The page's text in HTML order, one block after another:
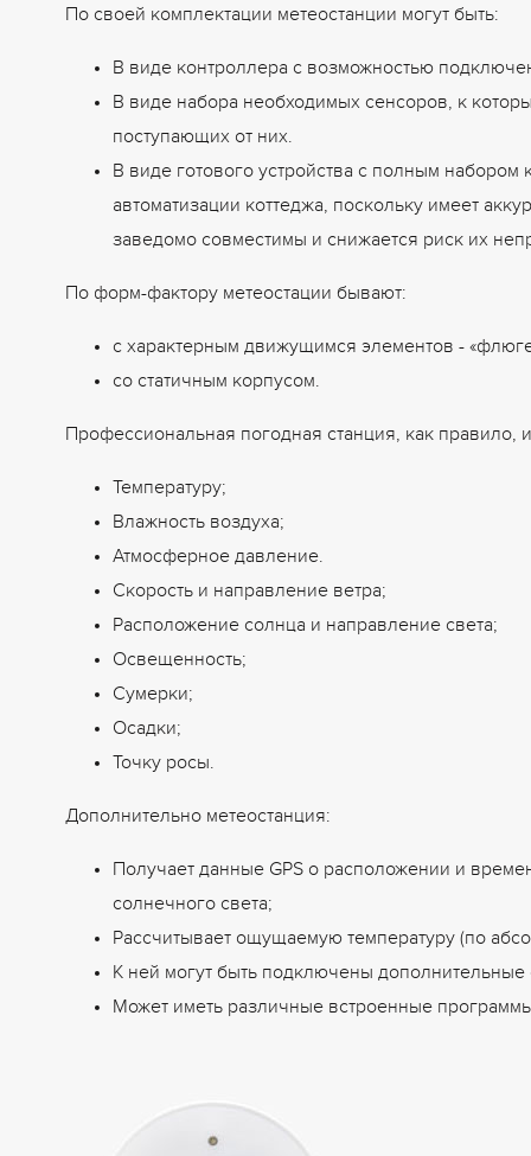
По своей комплектации метеостанции могут быть:
В виде контроллера с возможностью
В виде набора необходимых сенсоров, к
поступающих от них.
В виде готового устройства с полным
автоматизации коттеджа, поскольку имеет
заведомо совместимы и снижается риск их
По форм-фактору метеостации бывают:
с характерным движущимся элементов -
со статичным корпусом.
Профессиональная погодная станция, как правило,
Температуру;
Влажность воздуха;
Атмосферное давление.
Скорость и направление ветра;
Расположение солнца и направление света;
Освещенность;
Сумерки;
Осадки;
Точку росы.
Дополнительно метеостанция:
Получает данные GPS о расположении и
солнечного света;
Рассчитывает ощущаемую температуру (по
К ней могут быть подключены
Может иметь различные встроенные